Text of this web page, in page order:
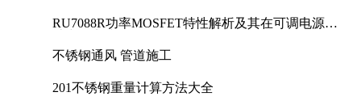
RU7088R功率MOSFET特性解析及其在可调电源设
不锈钢通风 管道施工
201不锈钢重量计算方法大全